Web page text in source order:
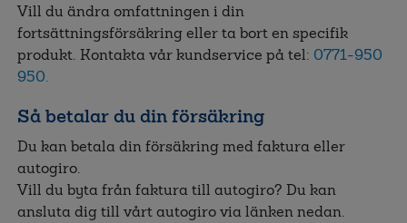
Vill du ändra omfattningen i din
fortsättningsförsäkring eller ta bort en specifik
produkt. Kontakta vår kundservice på tel: 0771-950
950.
Så betalar du din försäkring
Du kan betala din försäkring med faktura eller
autogiro.
Vill du byta från faktura till autogiro? Du kan
ansluta dig till vårt autogiro via länken nedan.